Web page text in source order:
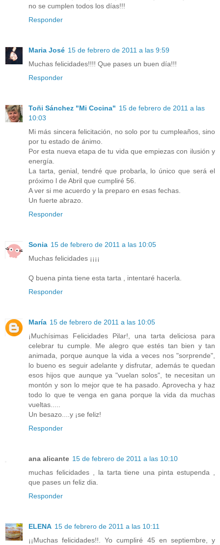
no se cumplen todos los días!!!
Responder
Maria José 15 de febrero de 2011 a las 9:59
Muchas felicidades!!!! Que pases un buen día!!!
Responder
Toñi Sánchez "Mi Cocina" 15 de febrero de 2011 a las
10:03
Mi más sincera felicitación, no solo por tu cumpleaños, sino
por tu estado de ánimo.
Por esta nueva etapa de tu vida que empiezas con ilusión y
energía.
La tarta, genial, tendré que probarla, lo único que será el
próximo l de Abril que cumpliré 56.
A ver si me acuerdo y la preparo en esas fechas.
Un fuerte abrazo.
Responder
Sonia 15 de febrero de 2011 a las 10:05
Muchas felicidades ¡¡¡¡
Q buena pinta tiene esta tarta , intentaré hacerla.
Responder
María 15 de febrero de 2011 a las 10:05
¡Muchísimas Felicidades Pilar!, una tarta deliciosa para
celebrar tu cumple. Me alegro que estés tan bien y tan
animada, porque aunque la vida a veces nos "sorprende",
lo bueno es seguir adelante y disfrutar, además te quedan
esos hijos que aunque ya "vuelan solos", te necesitan un
montón y son lo mejor que te ha pasado. Aprovecha y haz
todo lo que te venga en gana porque la vida da muchas
vueltas.....
Un besazo....y ¡se feliz!
Responder
ana alicante 15 de febrero de 2011 a las 10:10
muchas felicidades , la tarta tiene una pinta estupenda ,
que pases un feliz dia.
Responder
ELENA 15 de febrero de 2011 a las 10:11
¡¡Muchas felicidades!!. Yo cumpliré 45 en septiembre, y